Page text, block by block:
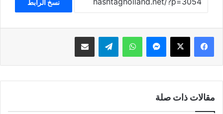
نسخ الرابط
فيسبوك ‫X ماسنجر واتساب تيلقرام مشاركة عبر البريد
مقالات ذات صلة